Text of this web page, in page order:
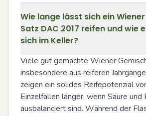
Wie lange lässt sich ein
Satz DAC 2017 reifen und wie
sich im Keller?
Viele gut gemachte Wiener
insbesondere aus reiferen
zeigen ein solides Reifepotenzial
Einzelfällen länger, wenn Säure
ausbalanciert sind. Während der